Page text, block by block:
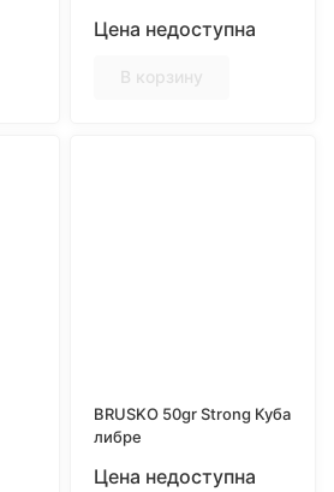
Цена недоступна
В корзину
BRUSKO 50gr Strong Куба
либре
Цена недоступна